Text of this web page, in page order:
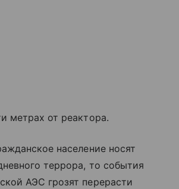
метрах от реактора.
население носят
террора, то события
АЭС грозят перерасти